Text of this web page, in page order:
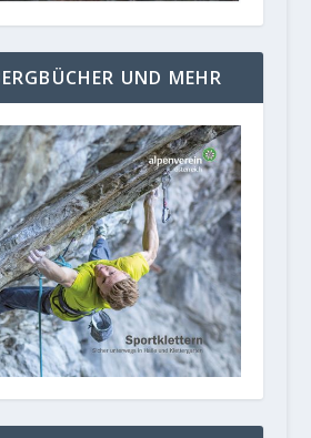
UND MEHR